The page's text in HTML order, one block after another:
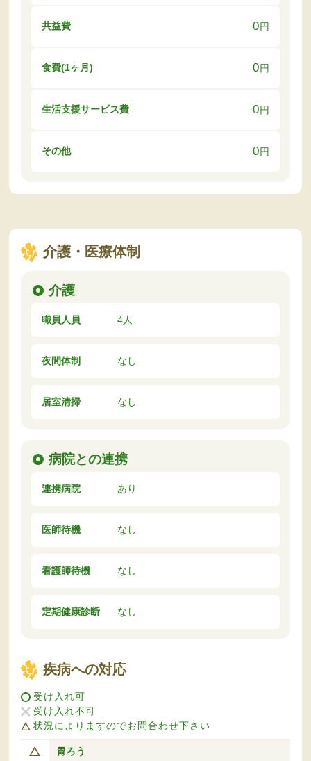
共益費 0円
食費(1ヶ月) 0円
生活支援サービス費 0円
その他 0円
介護・医療体制
介護
職員人員 4人
夜間体制 なし
居室清掃 なし
病院との連携
連携病院 あり
医師待機 なし
看護師待機 なし
定期健康診断 なし
疾病への対応
受け入れ可
受け入れ不可
状況によりますのでお問合わせ下さい
胃ろう